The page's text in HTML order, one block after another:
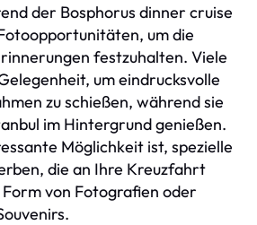
der Bosphorus dinner cruise
um die
festzuhalten. Viele
um eindrucksvolle
zu schießen, während sie
im Hintergrund genießen.
Möglichkeit ist, spezielle
die an Ihre Kreuzfahrt
von Fotografien oder